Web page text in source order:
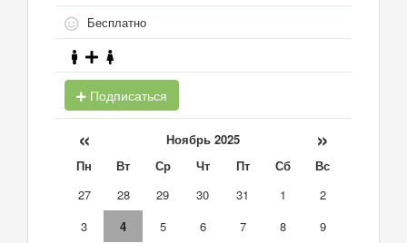
Бесплатно
Подписаться
« Ноябрь 2025 »
Пн Вт Ср Чт Пт Сб
Вс
27
28 29 30 31 1
2
3
4 5 6 7 8
9